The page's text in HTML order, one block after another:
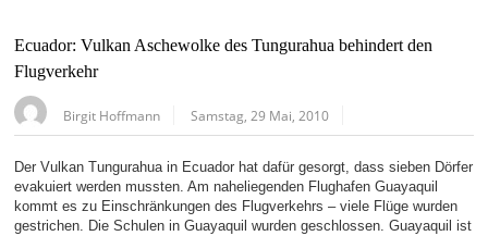
Ecuador: Vulkan Aschewolke des Tungurahua behindert den
Flugverkehr
Birgit Hoffmann Samstag, 29 Mai, 2010
Der Vulkan Tungurahua in Ecuador hat dafür gesorgt, dass sieben Dörfer
evakuiert werden mussten. Am naheliegenden Flughafen Guayaquil
kommt es zu Einschränkungen des Flugverkehrs – viele Flüge wurden
gestrichen. Die Schulen in Guayaquil wurden geschlossen. Guayaquil ist